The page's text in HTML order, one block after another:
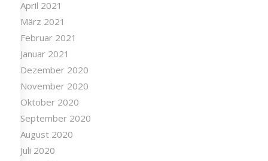
April 2021
März 2021
Februar 2021
Januar 2021
Dezember 2020
November 2020
Oktober 2020
September 2020
August 2020
Juli 2020